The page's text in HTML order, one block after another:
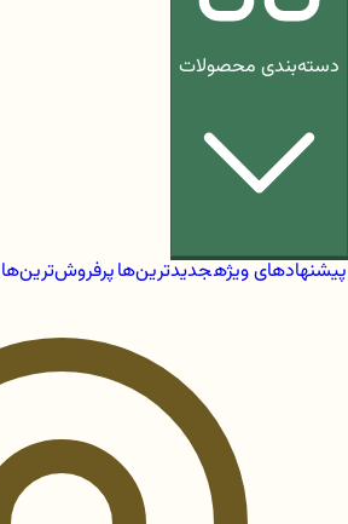
دسته‌بندی محصولات
پیشنهادهای ویژهجدیدترین‌هاپرفروش‌ترین‌ها